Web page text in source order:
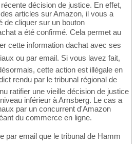
décision de justice. En effet,
articles sur Amazon, il vous a
de cliquer sur un bouton
a été confirmé. Cela permet au
cette information dachat avec ses
ou par email. Si vous lavez fait,
cette action est illégale en
rendu par le tribunal régional de
ratifier une vieille décision de justice
inférieur à Arnsberg. Le cas a
par un concurrent d'Amazon
du commerce en ligne.
par email que le tribunal de Hamm